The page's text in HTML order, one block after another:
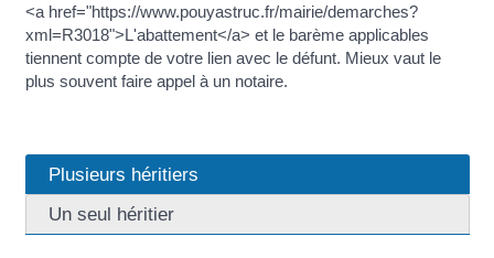
<a href="https://www.pouyastruc.fr/mairie/demarches?
xml=R3018">L'abattement</a> et le barème applicables
tiennent compte de votre lien avec le défunt. Mieux vaut le
plus souvent faire appel à un notaire.
Plusieurs héritiers
Un seul héritier